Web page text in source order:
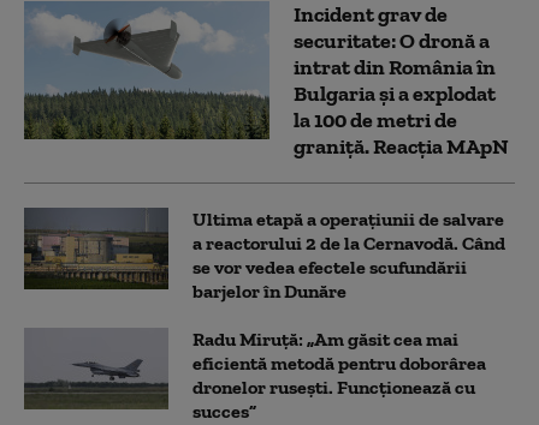
Incident grav de
securitate: O dronă a
intrat din România în
Bulgaria şi a explodat
la 100 de metri de
graniţă. Reacția MApN
Ultima etapă a operațiunii de salvare
a reactorului 2 de la Cernavodă. Când
se vor vedea efectele scufundării
barjelor în Dunăre
Radu Miruță: „Am găsit cea mai
eficientă metodă pentru doborârea
dronelor rusești. Funcționează cu
succes”